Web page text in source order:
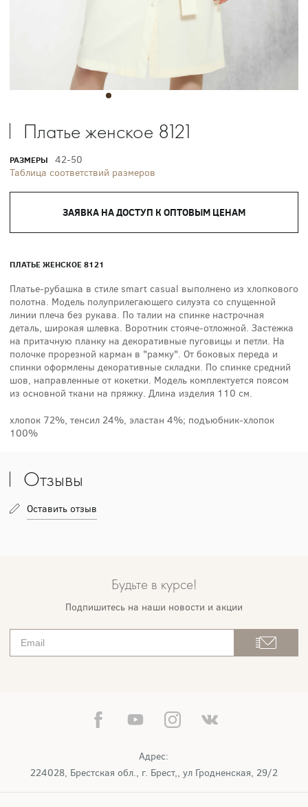
Платье женское 8121
РАЗМЕРЫ
42-50
Таблица соответствий размеров
ЗАЯВКА НА ДОСТУП К ОПТОВЫМ ЦЕНАМ
ПЛАТЬЕ ЖЕНСКОЕ 8121
Платье-рубашка в стиле smart casual выполнено из хлопкового
полотна. Модель полуприлегающего силуэта со спущенной
линии плеча без рукава. По талии на спинке настрочная
деталь, широкая шлевка. Воротник стояче-отложной. Застежка
на притачную планку на декоративные пуговицы и петли. На
полочке прорезной карман в "рамку". От боковых переда и
спинки оформлены декоративные складки. По спинке средний
шов, направленные от кокетки. Модель комплектуется поясом
из основной ткани на пряжку. Длина изделия 110 см.
хлопок 72%, тенсил 24%, эластан 4%; подъюбник-хлопок
100%
Отзывы
Оставить отзыв
Будьте в курсе!
Подпишитесь на наши новости и акции
Адрес:
224028, Брестская обл., г. Брест,, ул Гродненская, 29/2